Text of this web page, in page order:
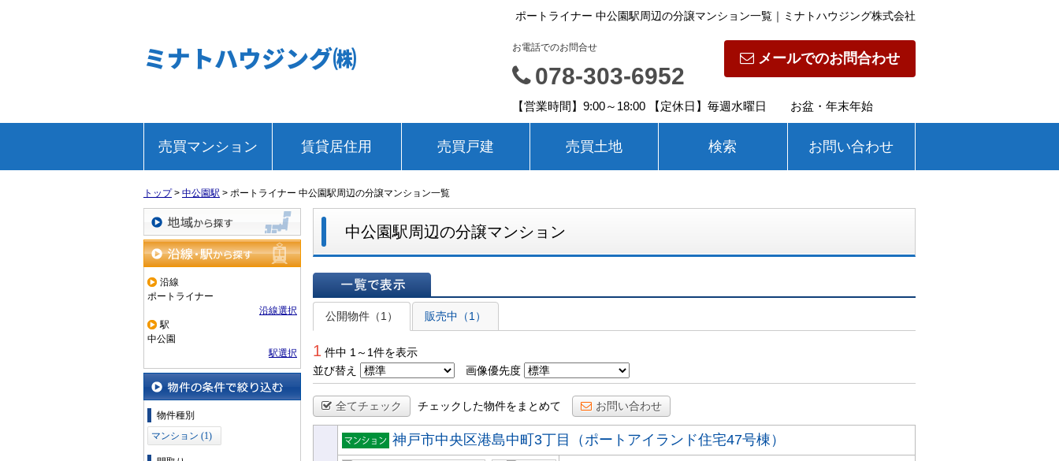
ポートライナー 中公園駅周辺の分譲マンション一覧｜ミナトハウジング株式会社
ミナトハウジング㈱ メールでのお問合わせ
お電話でのお問合せ
078-303-6952
【営業時間】9:00～18:00 【定休日】毎週水曜日 お盆・年末年始
売買マンション 賃貸居住用 売買戸建 売買土地 検索 お問い合わせ
トップ> 中公園駅 > ポートライナー 中公園駅周辺の分譲マンション一覧
地域から探す
沿線・駅から探す
沿線
ポートライナー
沿線選択
駅
中公園
駅選択
物件の条件で絞り込む
物件種別
マンション (1)
中公園駅周辺の分譲マンション
一覧で表示
公開物件（1）
販売中（1）
1 件中 1～1件を表示
並び替え
画像優先度
全てチェック チェックした物件をまとめて お問い合わせ
売マンシ
神戸市中央区港島中町3丁目（ポートアイランド住宅47号棟）